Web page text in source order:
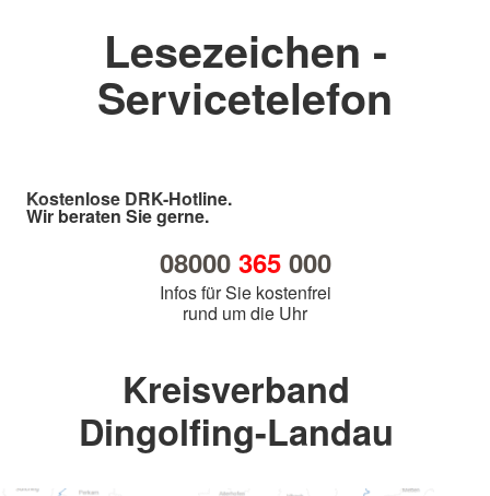
Lesezeichen -
Servicetelefon
Kostenlose DRK-Hotline.
Wir beraten Sie gerne.
08000 365000
Infos für Sie kostenfrei
rund um die Uhr
Kreisverband
Dingolfing-Landau